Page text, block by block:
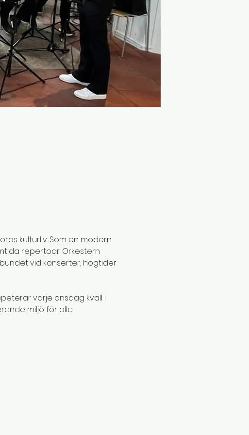
kulturliv. Som en modern
repertoar. Orkestern
vid konserter, högtider
varje onsdag kväll i
miljö för alla.